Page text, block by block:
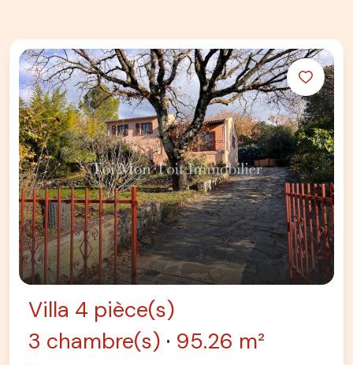
Villa 4 pièce(s)
3 chambre(s)
95.26 m²